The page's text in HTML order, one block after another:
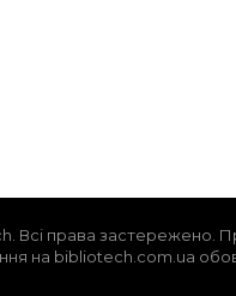
Всі права застережено.
на bibliotech.com.ua